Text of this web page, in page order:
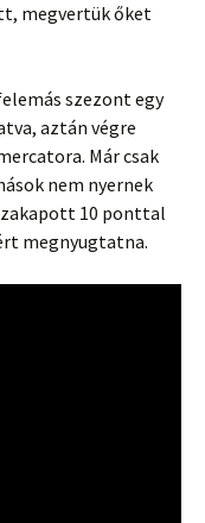
megvertük őket
szezont egy
aztán végre
Már csak
nem nyernek
10 ponttal
megnyugtatna.